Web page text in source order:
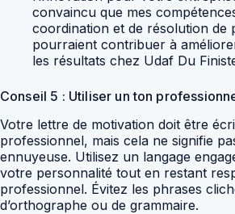
convaincu que mes
coordination et de résolution de
pourraient contribuer à
les résultats chez Udaf Du
Conseil 5 : Utiliser un ton
Votre lettre de motivation doit être
professionnel, mais cela ne signifie
ennuyeuse. Utilisez un langage
votre personnalité tout en restant
professionnel. Évitez les phrases
d’orthographe ou de grammaire.